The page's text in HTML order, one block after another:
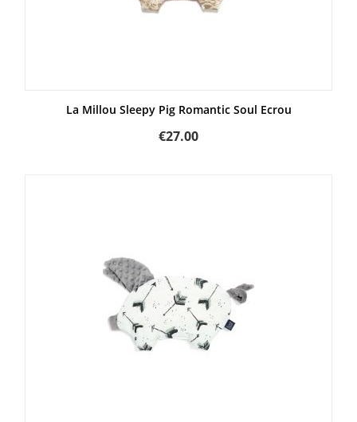
La Millou Sleepy Pig Romantic Soul Ecrou
€27.00